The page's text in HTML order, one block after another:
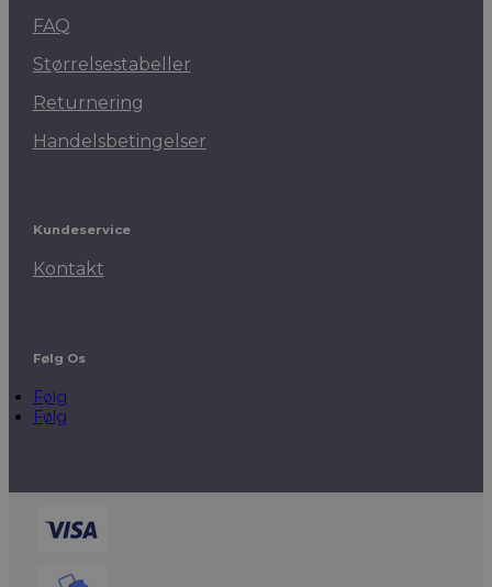
FAQ
Størrelsestabeller
Returnering
Handelsbetingelser
Kundeservice
Kontakt
Følg Os
Følg
Følg